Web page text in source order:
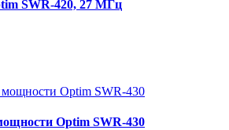
SWR-420, 27 МГц
Optim SWR-430